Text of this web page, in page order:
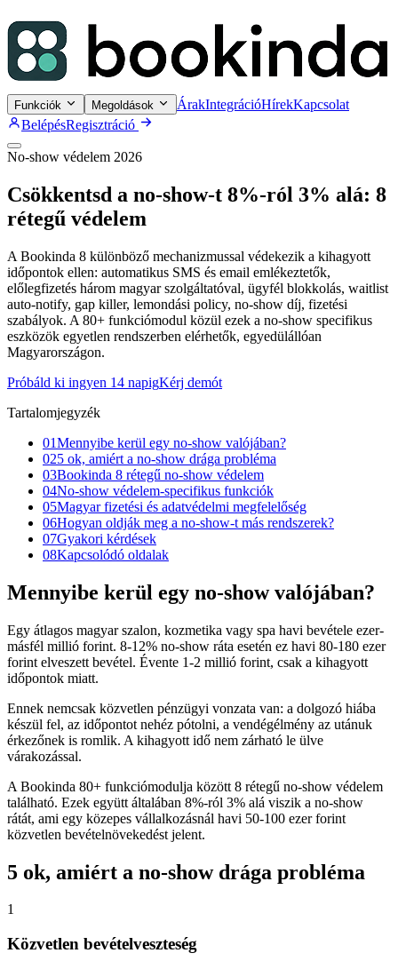
Funkciók Megoldások ÁrakIntegrációHírekKapcsolat
BelépésRegisztráció
No-show védelem 2026
Csökkentsd a no-show-t 8%-ról 3% alá: 8
rétegű védelem
A Bookinda 8 különböző mechanizmussal védekezik a kihagyott
időpontok ellen: automatikus SMS és email emlékeztetők,
előlegfizetés három magyar szolgáltatóval, ügyfél blokkolás, waitlist
auto-notify, gap killer, lemondási policy, no-show díj, fizetési
szabályok. A 80+ funkciómodul közül ezek a no-show specifikus
eszközök egyetlen rendszerben elérhetők, egyedülállóan
Magyarországon.
Próbáld ki ingyen 14 napigKérj demót
Tartalomjegyzék
01Mennyibe kerül egy no-show valójában?
025 ok, amiért a no-show drága probléma
03Bookinda 8 rétegű no-show védelem
04No-show védelem-specifikus funkciók
05Magyar fizetési és adatvédelmi megfelelőség
06Hogyan oldják meg a no-show-t más rendszerek?
07Gyakori kérdések
08Kapcsolódó oldalak
Mennyibe kerül egy no-show valójában?
Egy átlagos magyar szalon, kozmetika vagy spa havi bevétele ezer-
másfél millió forint. 8-12% no-show ráta esetén ez havi 80-180 ezer
forint elveszett bevétel. Évente 1-2 millió forint, csak a kihagyott
időpontok miatt.
Ennek nemcsak közvetlen pénzügyi vonzata van: a dolgozó hiába
készül fel, az időpontot nehéz pótolni, a vendégélmény az utánuk
érkezőnek is romlik. A kihagyott idő nem zárható le ülve
várakozással.
A Bookinda 80+ funkciómodulja között 8 rétegű no-show védelem
található. Ezek együtt általában 8%-ról 3% alá viszik a no-show
rátát, ami egy közepes vállalkozásnál havi 50-100 ezer forint
közvetlen bevételnövekedést jelent.
5 ok, amiért a no-show drága probléma
1
Közvetlen bevételveszteség